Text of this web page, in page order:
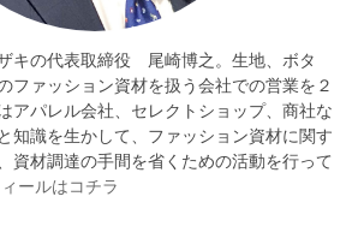
キの代表取締役 尾崎博之。生地、ボタ
ファッション資材を扱う会社での営業を２
アパレル会社、セレクトショップ、商社な
知識を生かして、ファッション資材に関す
資材調達の手間を省くための活動を行って
ールはコチラ